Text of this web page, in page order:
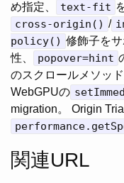
め指定、
text-fit
cross-origin() /
policy() 修飾子を
性、
popover=hint
のスクロールメソッ
WebGPUの
migration。 Origin
関連URL